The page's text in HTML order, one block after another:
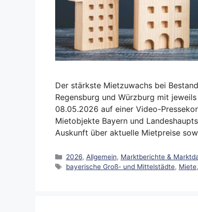
Der stärkste Mietzuwachs bei
Regensburg und Würzburg mit
08.05.2026 auf einer Video-
Mietobjekte Bayern und
Auskunft über aktuelle Mietpreise
Kategorien
2026, Allgemein, Marktberichte &
Schlagwörter
bayerische Groß- und Mittelstädte, Miete,